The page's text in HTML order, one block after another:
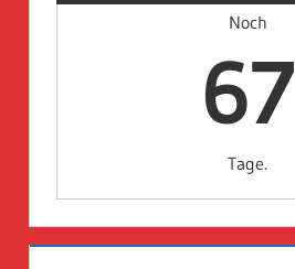
Noch
67
Tage.